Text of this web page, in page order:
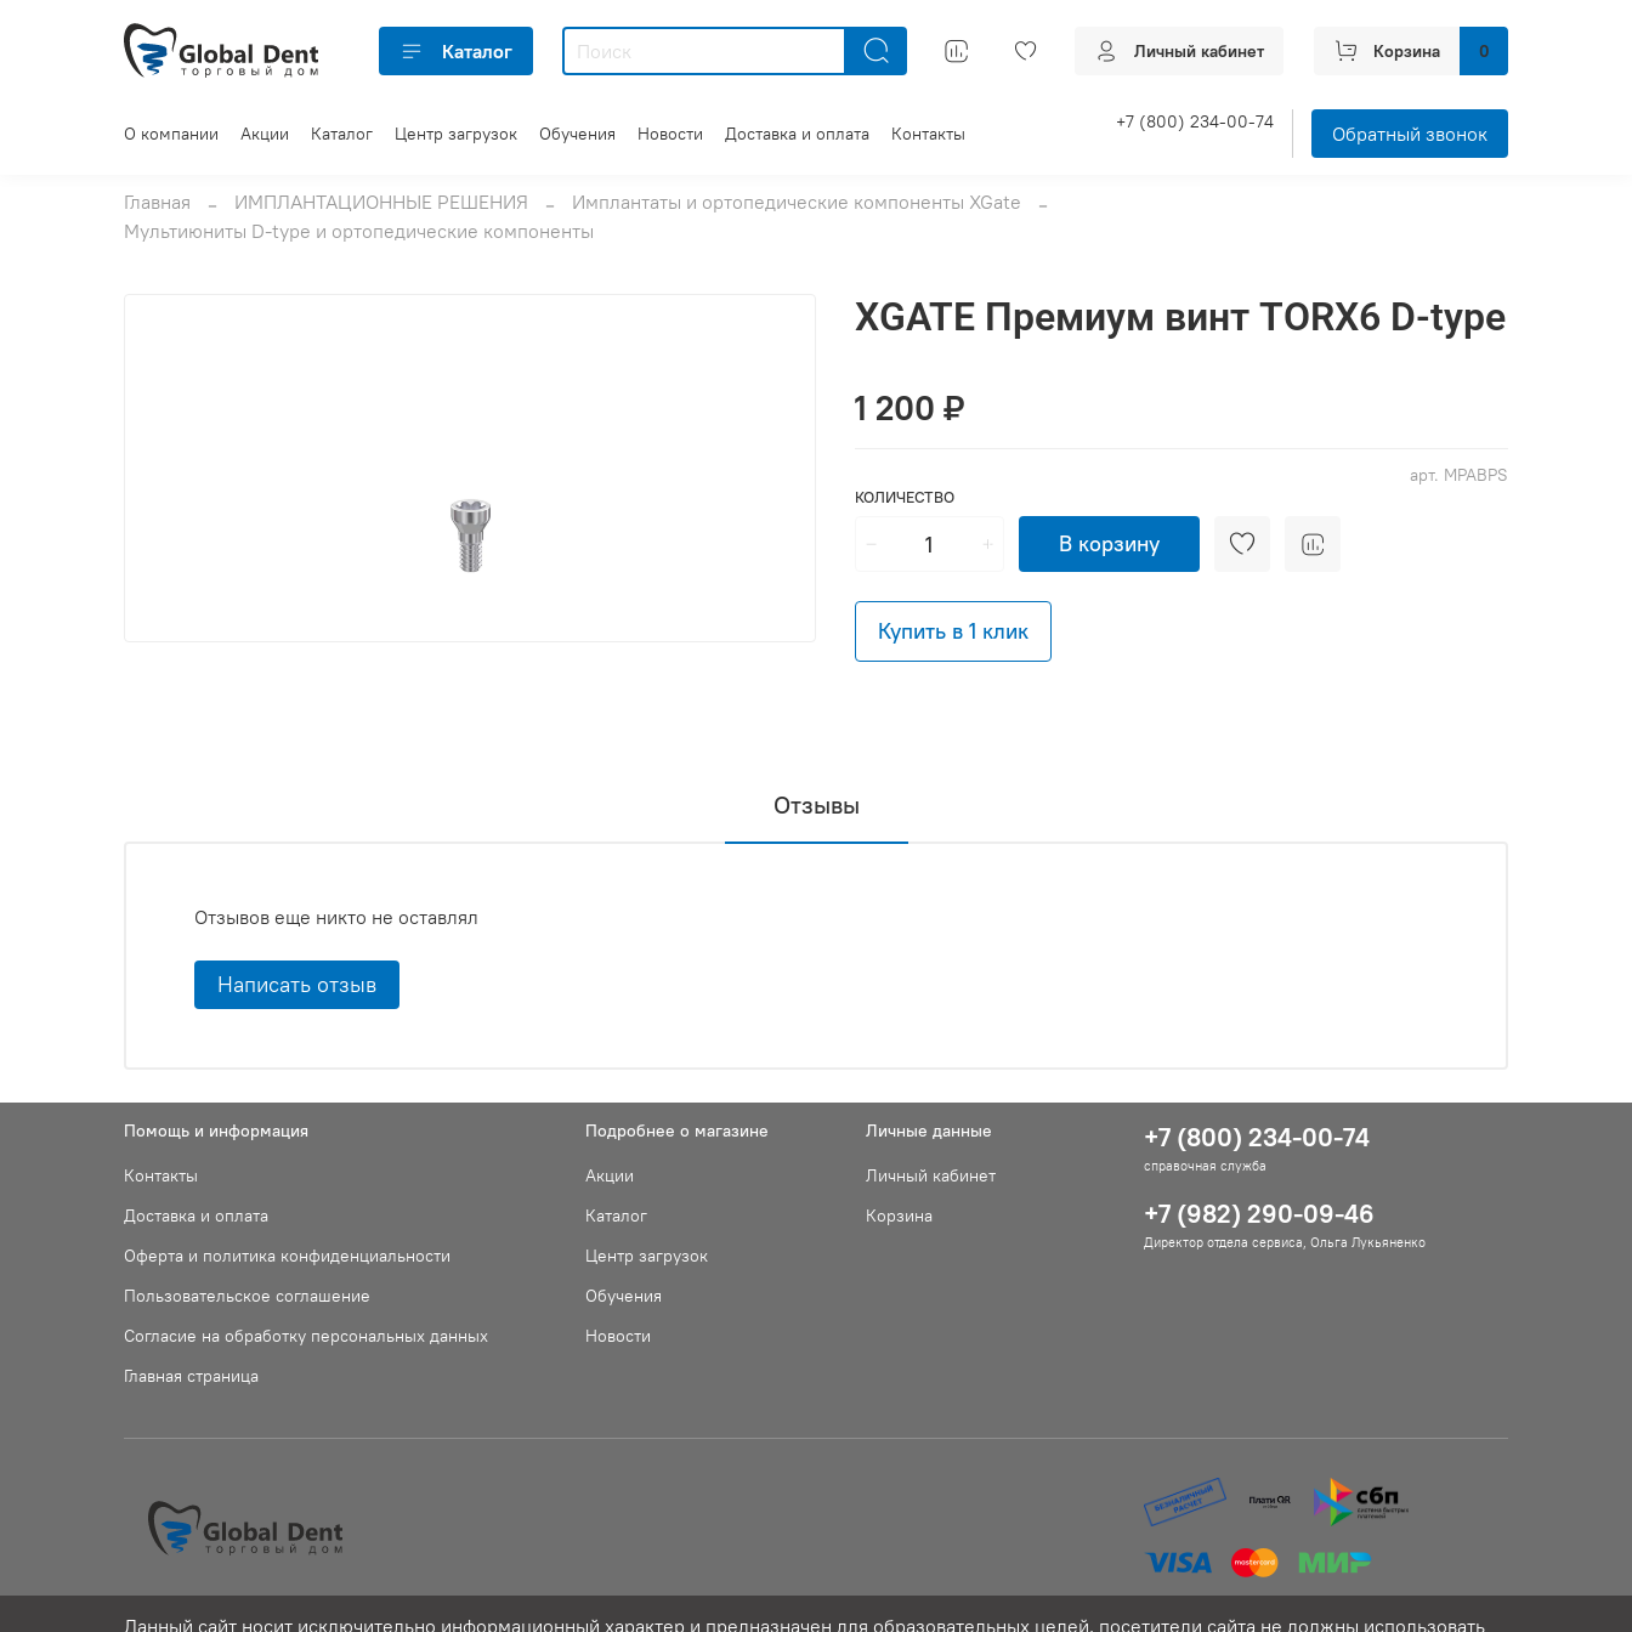
Каталог Личный кабинет Корзина 0
О компании Акции Каталог Центр загрузок Обучения Новости Доставка и оплата Контакты
+7 (800) 234-00-74 Обратный звонок
Главная ИМПЛАНТАЦИОННЫЕ РЕШЕНИЯ
Имплантаты и ортопедические компоненты XGate
Мультиюниты D-type и ортопедические компоненты
арт. MPABPS
XGATE Премиум винт TORX6 D-type
1 200 ₽
КОЛИЧЕСТВО
В корзину
Купить в 1 клик
Отзывы
Отзывов еще никто не оставлял
Написать отзыв
Помощь и информация
Контакты
Доставка и оплата
Оферта и политика конфиденциальности
Пользовательское соглашение
Согласие на обработку персональных данных
Главная страница
Подробнее о магазине
Акции
Каталог
Центр загрузок
Обучения
Новости
Личные данные
Личный кабинет
Корзина
+7 (800) 234-00-74
справочная служба
+7 (982) 290-09-46
Директор отдела сервиса, Ольга Лукьяненко
Данный сайт носит исключительно информационный характер и предназначен для образовательных целей, посетители сайта не должны использовать